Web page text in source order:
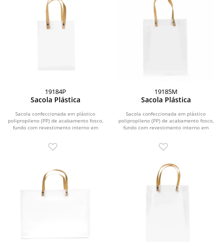
19184P
Sacola Plástica
Sacola confeccionada em plástico
polipropileno (PP) de acabamento fosco,
fundo com revestimento interno em
19185M
Sacola Plástica
Sacola confeccionada em plástico
polipropileno (PP) de acabamento fosco,
fundo com revestimento interno em